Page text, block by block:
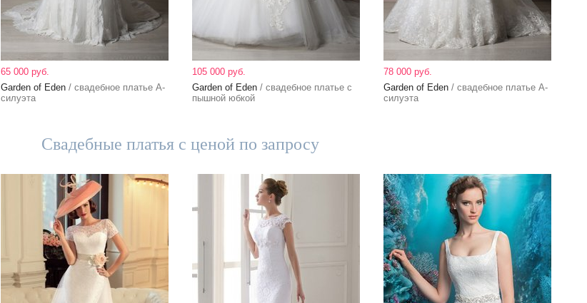
65 000 руб.
Garden of Eden / свадебное платье А-
силуэта
105 000 руб.
Garden of Eden / свадебное платье с
пышной юбкой
78 000 руб.
Garden of Eden / свадебное платье А-
силуэта
Свадебные платья с ценой по запросу